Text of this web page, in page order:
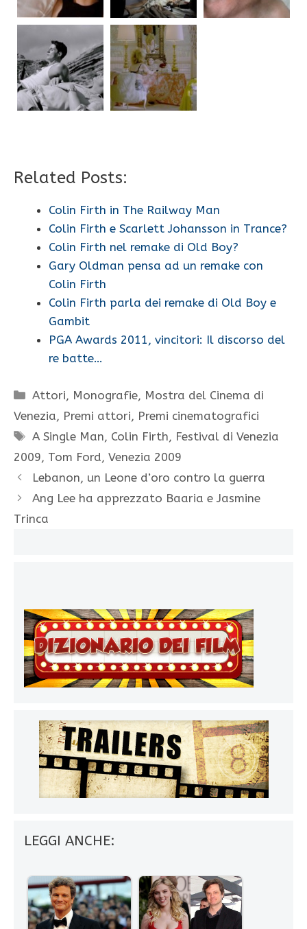
Related Posts:
Colin Firth in The Railway Man
Colin Firth e Scarlett Johansson in Trance?
Colin Firth nel remake di Old Boy?
Gary Oldman pensa ad un remake con
Colin Firth
Colin Firth parla dei remake di Old Boy e
Gambit
PGA Awards 2011, vincitori: Il discorso del
re batte…
Categorie
Attori, Monografie, Mostra del Cinema di
Venezia, Premi attori, Premi cinematografici
Tag
A Single Man, Colin Firth, Festival di Venezia
2009, Tom Ford, Venezia 2009
Lebanon, un Leone d’oro contro la guerra
Ang Lee ha apprezzato Baaria e Jasmine
Trinca
LEGGI ANCHE: